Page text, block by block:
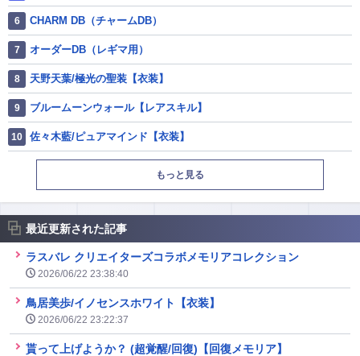
CHARM DB（チャームDB）
オーダーDB（レギマ用）
天野天葉/極光の聖装【衣装】
ブルームーンウォール【レアスキル】
佐々木藍/ピュアマインド【衣装】
もっと見る
最近更新された記事
ラスバレ クリエイターズコラボメモリアコレクション
2026/06/22 23:38:40
鳥居美歩/イノセンスホワイト【衣装】
2026/06/22 23:22:37
貰って上げようか？ (超覚醒/回復)【回復メモリア】